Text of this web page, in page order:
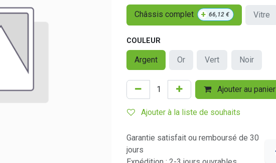
Châssis complet + 66,12 € Vitre
COULEUR
Argent Or Vert Noir
Ajouter au panier
Ajouter à la liste de souhaits
Garantie satisfait ou remboursé de 30
jours